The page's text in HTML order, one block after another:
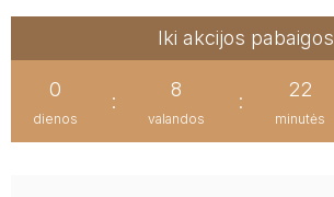
Iki akcijos pabaigos
0
dienos
:
8
valandos
:
22
minutės